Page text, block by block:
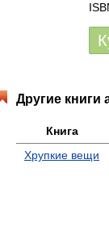
Другие книги
Книга
Хрупкие вещи